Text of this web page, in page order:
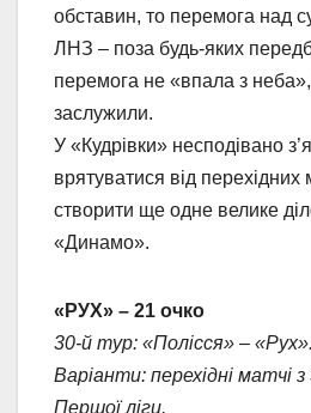
обставин, то перемога над
ЛНЗ – поза будь-яких
перемога не «впала з неба»,
заслужили.
У «Кудрівки» несподівано
врятуватися від перехідних
створити ще одне велике
«Динамо».
«РУХ» – 21 очко
30-й тур: «Полісся» – «Рух».
Варіанти: перехідні матчі
Першої ліги.